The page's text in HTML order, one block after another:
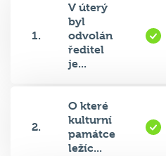
1.
V úterý
byl
odvolán
ředitel
je...
2.
O které
kulturní
památce
ležíc...